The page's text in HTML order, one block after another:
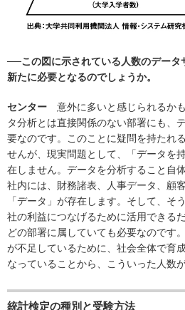
──この図に示されている人数のデータ
新たに必要となるのでしょうか。
センター 意外に多いと感じられるか
タ分析とは直接関係のない部署にも、
要なのです。このことに疑問を持たれ
せんが、現実問題として、「データを
在しません。データを分析すること自
社内には、財務諸表、人事データ、顧
「データ」が存在します。そして、そ
社の利益につなげるために活用できる
どの部署に属していても必要なのです
が不足しているために、社会全体で育
なっていることから、こういった人数
統計検定の種別と受験方法